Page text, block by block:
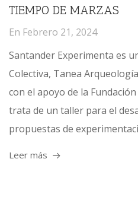
TIEMPO DE MARZAS
En Febrero 21, 2024
Santander Experimenta es
Colectiva, Tanea
con el apoyo de la
trata de un taller para el
propuestas de
Leer más